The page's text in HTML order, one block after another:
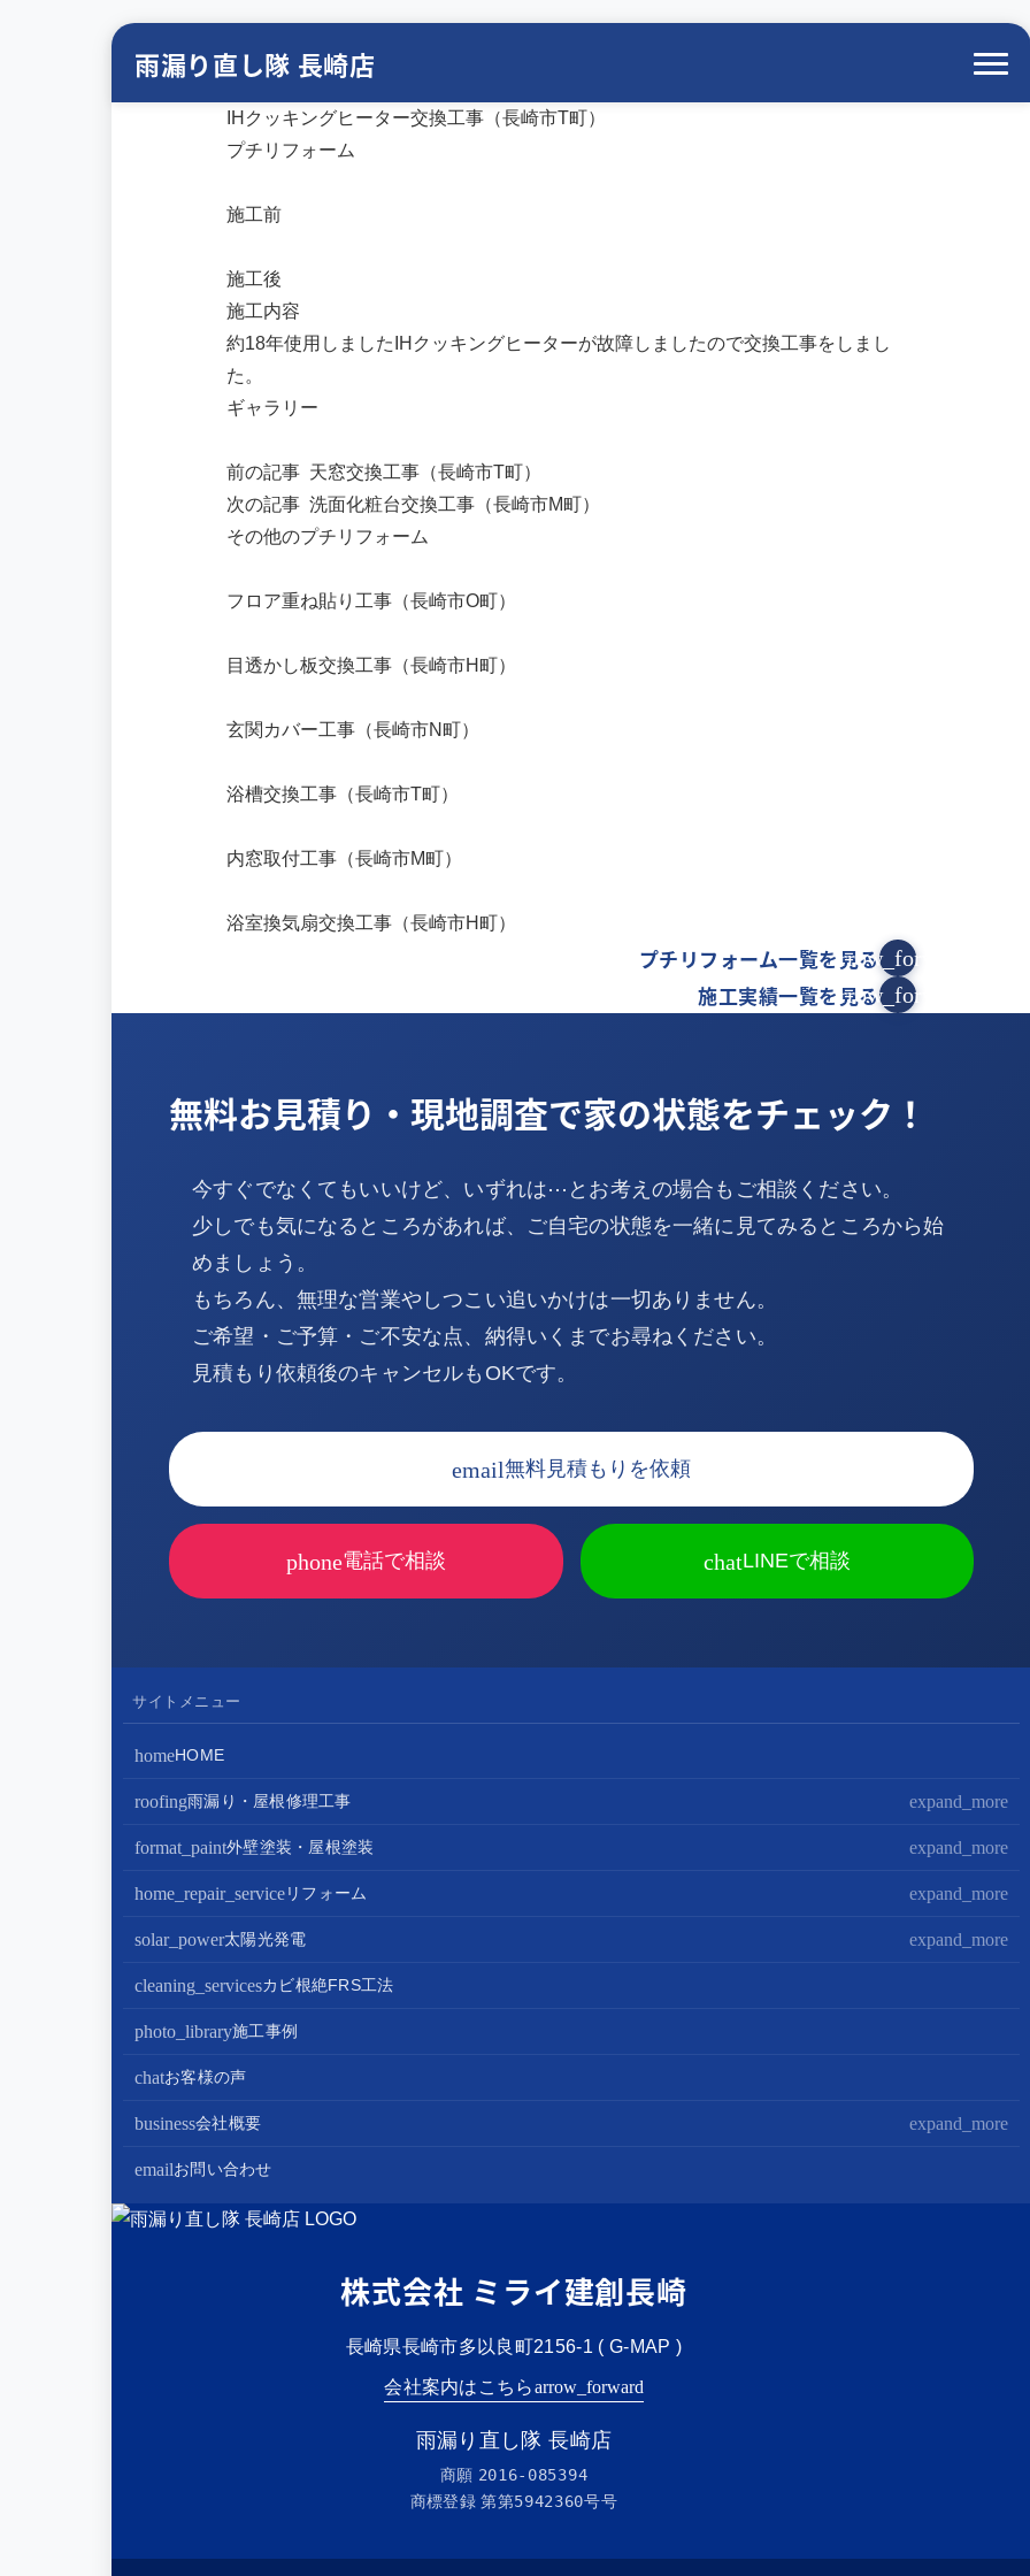
雨漏り直し隊 長崎店
IHクッキングヒーター交換工事（長崎市T町）
プチリフォーム
施工前
施工後
施工内容
約18年使用しましたIHクッキングヒーターが故障しましたので交換工事をしまし
た。
ギャラリー
前の記事 天窓交換工事（長崎市T町）
次の記事 洗面化粧台交換工事（長崎市M町）
その他のプチリフォーム
フロア重ね貼り工事（長崎市O町）
目透かし板交換工事（長崎市H町）
玄関カバー工事（長崎市N町）
浴槽交換工事（長崎市T町）
内窓取付工事（長崎市M町）
浴室換気扇交換工事（長崎市H町）
arrow_forward
プチリフォーム一覧を見る
arrow_forward
施工実績一覧を見る
無料お見積り・現地調査で家の状態をチェック！
今すぐでなくてもいいけど、いずれは⋯とお考えの場合もご相談ください。
少しでも気になるところがあれば、ご自宅の状態を一緒に見てみるところから始
めましょう。
もちろん、無理な営業やしつこい追いかけは一切ありません。
ご希望・ご予算・ご不安な点、納得いくまでお尋ねください。
見積もり依頼後のキャンセルもOKです。
email無料見積もりを依頼
phone電話で相談 chatLINEで相談
サイトメニュー
homeHOME
roofing雨漏り・屋根修理工事 expand_more
屋根修理・屋根工事
屋根カバー工法
屋根葺き替え・葺き直し
format_paint外壁塗装・屋根塗装 expand_more
外壁塗装
屋根塗装
屋根塗装+外壁塗装がお得
home_repair_serviceリフォーム expand_more
キッチンリフォーム
バスルームリフォーム
トイレリフォーム
solar_power太陽光発電 expand_more
太陽光パネル設置
蓄電池設置
cleaning_servicesカビ根絶FRS工法
photo_library施工事例
chatお客様の声
business会社概要 expand_more
会社案内
スタッフ紹介
emailお問い合わせ
株式会社 ミライ建創長崎
長崎県長崎市多以良町2156-1 ( G-MAP )
会社案内はこちらarrow_forward
雨漏り直し隊 長崎店
商願 2016-085394
商標登録 第第5942360号号